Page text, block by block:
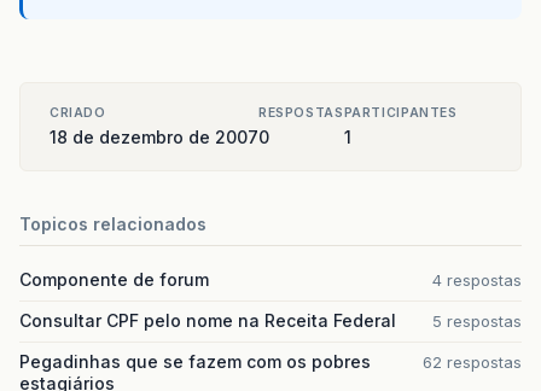
CRIADO
18 de dezembro de 2007
RESPOSTAS
0
PARTICIPANTES
1
Topicos relacionados
Componente de forum 4 respostas
Consultar CPF pelo nome na Receita Federal 5 respostas
Pegadinhas que se fazem com os pobres
estagiários
62 respostas